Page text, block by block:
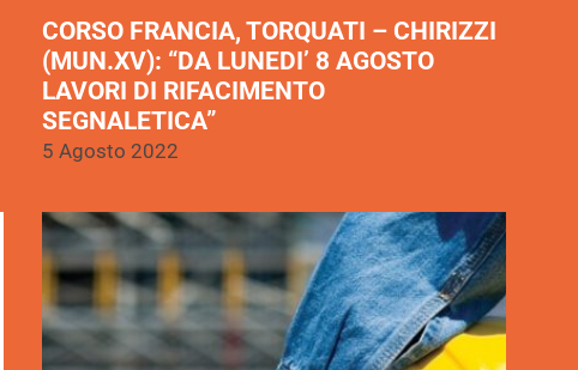
CORSO FRANCIA, TORQUATI – CHIRIZZI
(MUN.XV): “DA LUNEDI’ 8 AGOSTO
LAVORI DI RIFACIMENTO
SEGNALETICA”
5 Agosto 2022